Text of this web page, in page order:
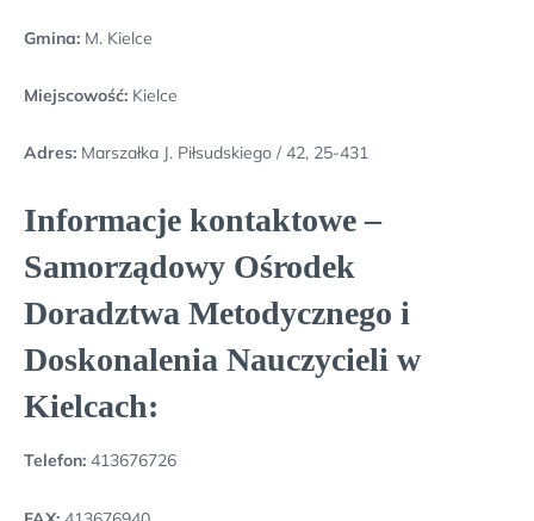
Gmina: M. Kielce
Miejscowość: Kielce
Adres: Marszałka J. Piłsudskiego / 42, 25-431
Informacje kontaktowe –
Samorządowy Ośrodek
Doradztwa Metodycznego i
Doskonalenia Nauczycieli w
Kielcach:
Telefon: 413676726